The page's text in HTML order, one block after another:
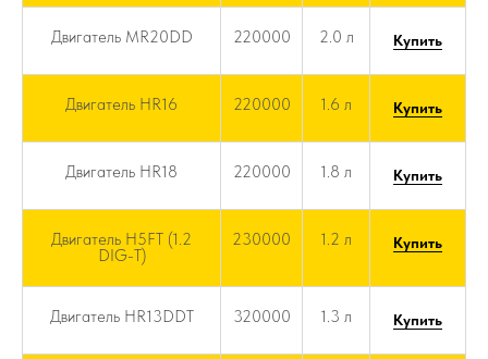
Двигатель MR20DD 220000 2.0 л Купить
Двигатель HR16 220000 1.6 л Купить
Двигатель HR18 220000 1.8 л Купить
Двигатель H5FT (1.2
DIG-T)
230000 1.2 л Купить
Двигатель HR13DDT 320000 1.3 л Купить